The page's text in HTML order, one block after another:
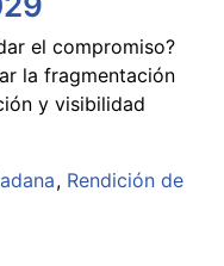
el compromiso?
la fragmentación
y visibilidad
Rendición de